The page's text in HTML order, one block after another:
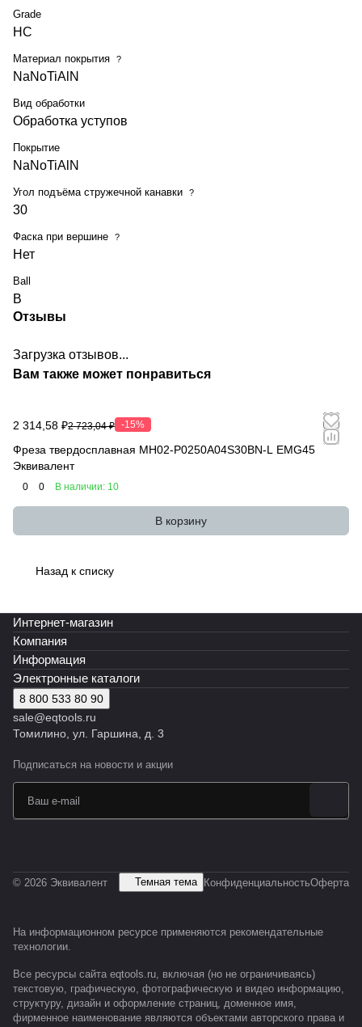
Grade
HC
Материал покрытия ?
NaNoTiAlN
Вид обработки
Обработка уступов
Покрытие
NaNoTiAlN
Угол подъёма стружечной канавки ?
30
Фаска при вершине ?
Нет
Ball
B
Отзывы
Загрузка отзывов...
Вам также может понравиться
2 314,58 ₽2 723,04 ₽ -15%
Фреза твердосплавная MH02-P0250A04S30BN-L EMG45
Эквивалент
0 0 В наличии: 10
В корзину
Назад к списку
Интернет-магазин
Компания
Информация
Электронные каталоги
8 800 533 80 90
sale@eqtools.ru
Томилино, ул. Гаршина, д. 3
Подписаться на новости и акции
© 2026 Эквивалент Темная тема КонфиденциальностьОферта
На информационном ресурсе применяются рекомендательные
технологии.
Все ресурсы сайта eqtools.ru, включая (но не ограничиваясь)
текстовую, графическую, фотографическую и видео информацию,
структуру, дизайн и оформление страниц, доменное имя,
фирменное наименование являются объектами авторского права и